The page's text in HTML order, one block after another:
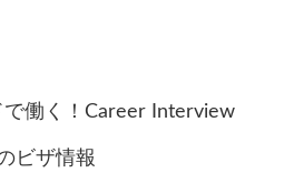
で働く！Career Interview
ビザ情報